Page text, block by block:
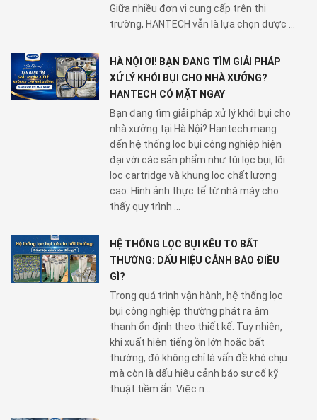
Giữa nhiều đơn vị cung cấp trên thị
trường, HANTECH vẫn là lựa chọn được ...
HÀ NỘI ƠI! BẠN ĐANG TÌM GIẢI PHÁP
XỬ LÝ KHÓI BỤI CHO NHÀ XƯỞNG?
HANTECH CÓ MẶT NGAY
Bạn đang tìm giải pháp xử lý khói bụi cho
nhà xưởng tại Hà Nội? Hantech mang
đến hệ thống lọc bụi công nghiệp hiện
đại với các sản phẩm như túi lọc bụi, lõi
lọc cartridge và khung lọc chất lượng
cao. Hình ảnh thực tế từ nhà máy cho
thấy quy trình ...
HỆ THỐNG LỌC BỤI KÊU TO BẤT
THƯỜNG: DẤU HIỆU CẢNH BÁO ĐIỀU
GÌ?
Trong quá trình vận hành, hệ thống lọc
bụi công nghiệp thường phát ra âm
thanh ổn định theo thiết kế. Tuy nhiên,
khi xuất hiện tiếng ồn lớn hoặc bất
thường, đó không chỉ là vấn đề khó chịu
mà còn là dấu hiệu cảnh báo sự cố kỹ
thuật tiềm ẩn. Việc n...